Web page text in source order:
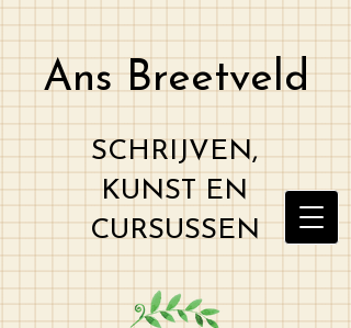
Ans Breetveld
SCHRIJVEN,
KUNST EN
CURSUSSEN